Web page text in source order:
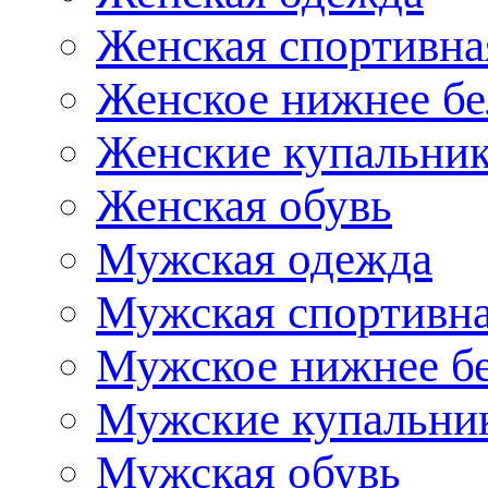
Женская
Женское нижнее
Женские
Женская обувь
Мужская одежда
Мужская
Мужское нижнее
Мужские
Мужская обувь